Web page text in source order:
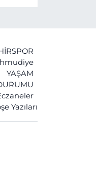
YAŞAM
Yazıları